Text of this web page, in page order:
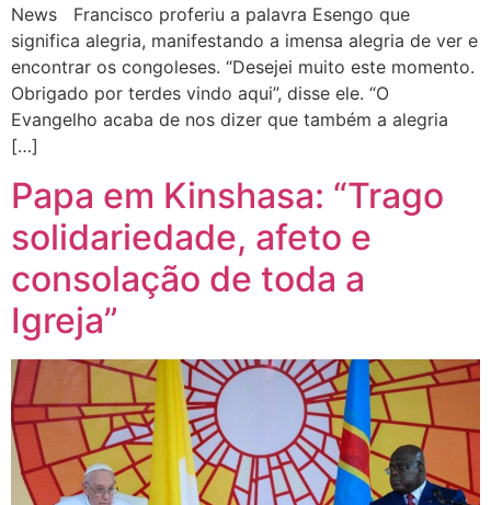
News Francisco proferiu a palavra Esengo que
significa alegria, manifestando a imensa alegria de ver e
encontrar os congoleses. “Desejei muito este momento.
Obrigado por terdes vindo aqui”, disse ele. “O
Evangelho acaba de nos dizer que também a alegria
[…]
Papa em Kinshasa: “Trago
solidariedade, afeto e
consolação de toda a
Igreja”